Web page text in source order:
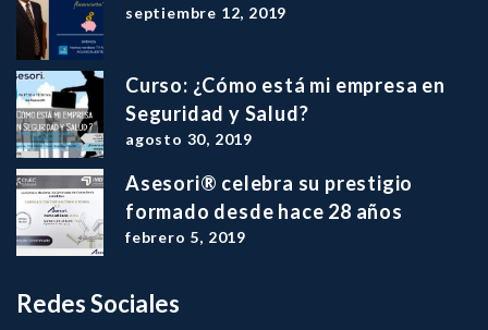
septiembre 12, 2019
Curso: ¿Cómo está mi empresa en
Seguridad y Salud?
agosto 30, 2019
Asesori® celebra su prestigio
formado desde hace 28 años
febrero 5, 2019
Redes Sociales